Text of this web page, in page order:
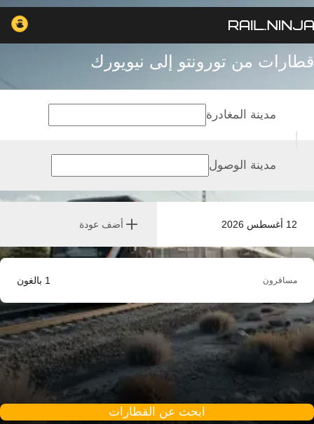
قطارات من تورونتو إلى نيويورك
12 أغسطس 2026 أضف عودة
مدينة المغادرة
مدينة الوصول
مسافرون 1 بالغون
ابحث عن القطارات